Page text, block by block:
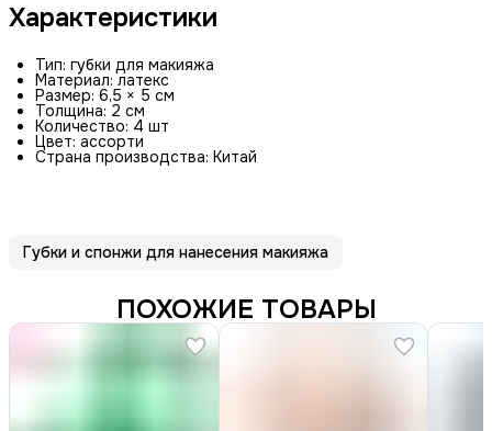
Характеристики
Тип: губки для макияжа
Материал: латекс
Размер: 6,5 × 5 см
Толщина: 2 см
Количество: 4 шт
Цвет: ассорти
Страна производства: Китай
Губки и спонжи для нанесения макияжа
ПОХОЖИЕ ТОВАРЫ